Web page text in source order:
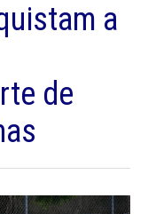
a
de